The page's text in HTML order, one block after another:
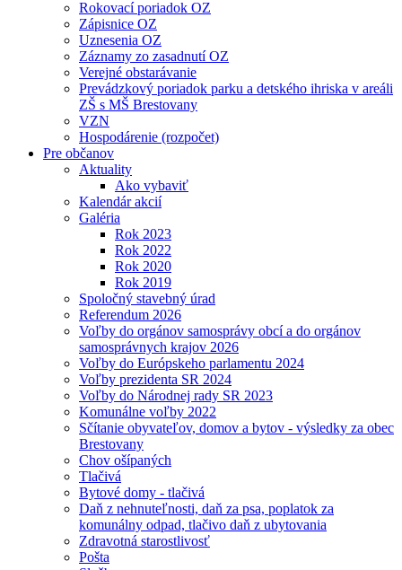
Rokovací poriadok OZ
Zápisnice OZ
Uznesenia OZ
Záznamy zo zasadnutí OZ
Verejné obstarávanie
Prevádzkový poriadok parku a detského ihriska v areáli
ZŠ s MŠ Brestovany
VZN
Hospodárenie (rozpočet)
Pre občanov
Aktuality
Ako vybaviť
Kalendár akcií
Galéria
Rok 2023
Rok 2022
Rok 2020
Rok 2019
Spoločný stavebný úrad
Referendum 2026
Voľby do orgánov samosprávy obcí a do orgánov
samosprávnych krajov 2026
Voľby do Európskeho parlamentu 2024
Voľby prezidenta SR 2024
Voľby do Národnej rady SR 2023
Komunálne voľby 2022
Sčítanie obyvateľov, domov a bytov - výsledky za obec
Brestovany
Chov ošípaných
Tlačivá
Bytové domy - tlačivá
Daň z nehnuteľnosti, daň za psa, poplatok za
komunálny odpad, tlačivo daň z ubytovania
Zdravotná starostlivosť
Pošta